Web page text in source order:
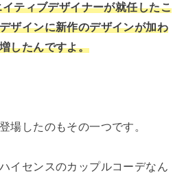
ティブデザイナーが就任したこ
ザインに新作のデザインが加わ
したんですよ。
場したのもその一つです。
イセンスのカップルコーデなん